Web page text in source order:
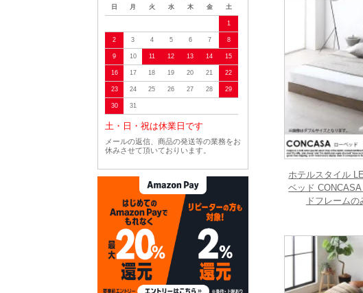
日
月 火 水 木 金 土
1
2 3 4 5 6 7 8
9 10 11 12 13 14 15
16 17 18 19 20 21 22
23 24 25 26 27 28 29
30 31
土・日・祝は休業日です
メールの返信、商品の発送等の業務をお
休みさせて頂いておりいます。
ホテルスタイル
ベッド
ドフレーム